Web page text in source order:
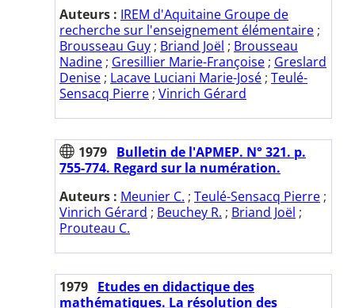
Auteurs : IREM d'Aquitaine Groupe de
recherche sur l'enseignement élémentaire ;
Brousseau Guy ; Briand Joël ; Brousseau
Nadine ; Gresillier Marie-Françoise ; Greslard
Denise ; Lacave Luciani Marie-José ; Teulé-
Sensacq Pierre ; Vinrich Gérard
1979 Bulletin de l'APMEP. N° 321. p.
755-774. Regard sur la numération.
Auteurs : Meunier C. ; Teulé-Sensacq Pierre ;
Vinrich Gérard ; Beuchey R. ; Briand Joël ;
Prouteau C.
1979 Etudes en didactique des
mathématiques. La résolution des